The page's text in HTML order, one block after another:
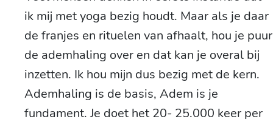
ik mij met yoga bezig houdt. Maar als je daar
de franjes en rituelen van afhaalt, hou je puur
de ademhaling over en dat kan je overal bij
inzetten. Ik hou mijn dus bezig met de kern.
Ademhaling is de basis, Adem is je
fundament. Je doet het 20- 25.000 keer per